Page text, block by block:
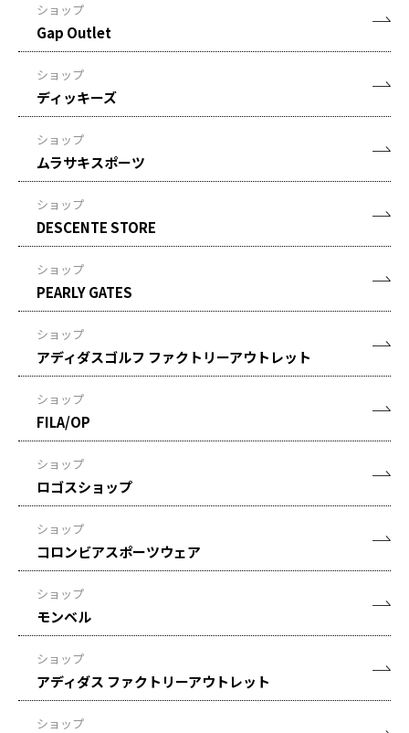
ショップ
Gap Outlet
ショップ
ディッキーズ
ショップ
ムラサキスポーツ
ショップ
DESCENTE STORE
ショップ
PEARLY GATES
ショップ
アディダスゴルフ ファクトリーアウトレット
ショップ
FILA/OP
ショップ
ロゴスショップ
ショップ
コロンビアスポーツウェア
ショップ
モンベル
ショップ
アディダス ファクトリーアウトレット
ショップ